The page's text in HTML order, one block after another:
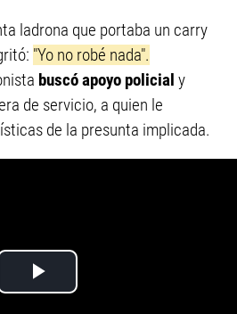
ladrona que portaba un carry
"Yo no robé nada".
buscó apoyo policial y
de servicio, a quien le
de la presunta implicada.